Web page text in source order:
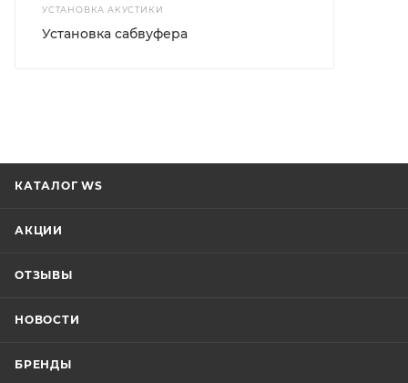
УСТАНОВКА АКУСТИКИ
Установка сабвуфера
КАТАЛОГ WS
АКЦИИ
ОТЗЫВЫ
НОВОСТИ
БРЕНДЫ